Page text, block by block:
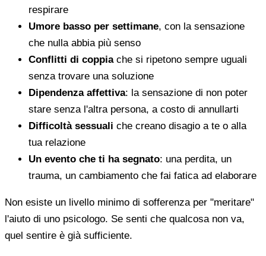
respirare
Umore basso per settimane, con la sensazione
che nulla abbia più senso
Conflitti di coppiache si ripetono sempre uguali
senza trovare una soluzione
Dipendenza affettiva: la sensazione di non poter
stare senza l'altra persona, a costo di annullarti
Difficoltà sessuali che creano disagio a te o alla
tua relazione
Un evento che ti ha segnato: una perdita, un
trauma, un cambiamento che fai fatica ad elaborare
Non esiste un livello minimo di sofferenza per "meritare"
l'aiuto di uno psicologo. Se senti che qualcosa non va,
quel sentire è già sufficiente.